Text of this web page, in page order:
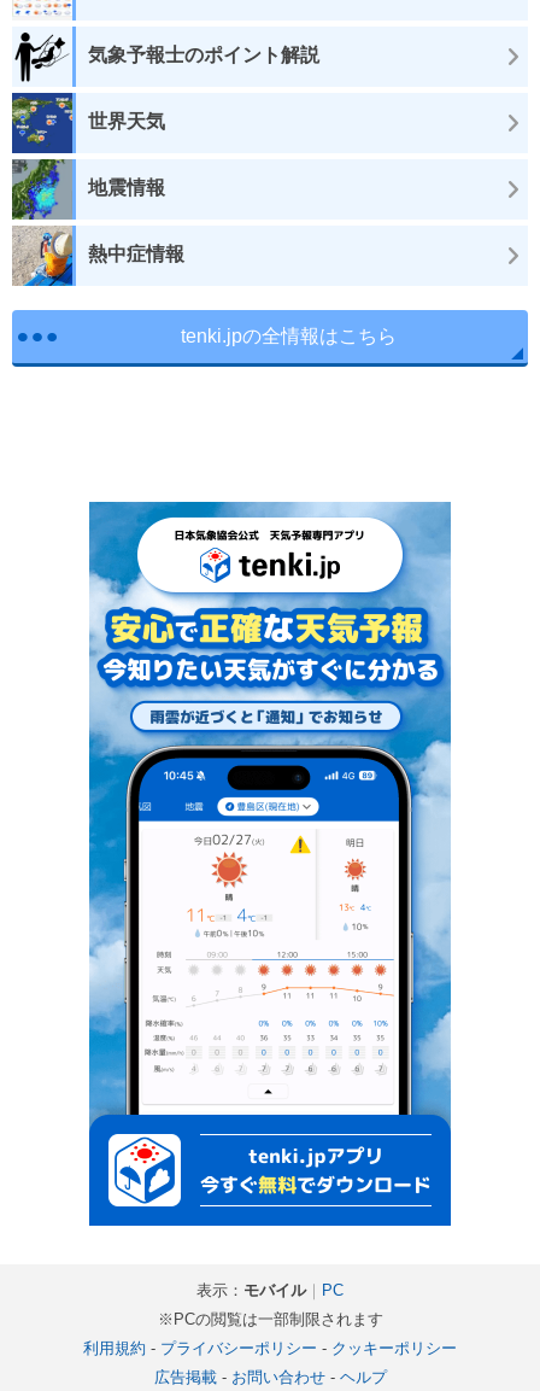
気象予報士のポイント解説
世界天気
地震情報
熱中症情報
tenki.jpの全情報はこちら
表示： モバイル｜ PC
※PCの閲覧は一部制限されます
利用規約 - プライバシーポリシー - クッキーポリシー
広告掲載- お問い合わせ- ヘルプ